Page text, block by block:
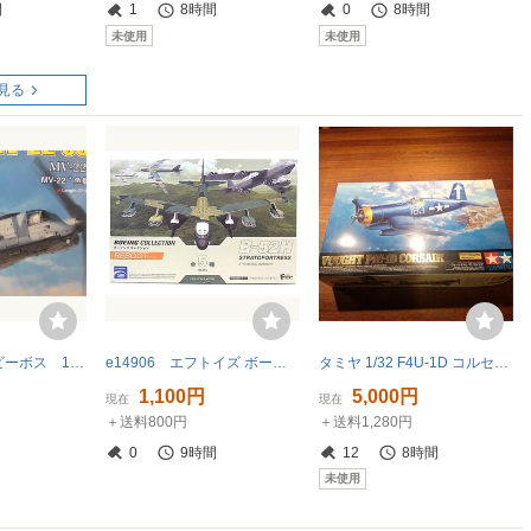
る
1 8時間
未使用
0 8時間
未使用
現在 1,100円
＋送料800円
0
9時間
現在 5,000円
＋送料1,280円
12
8時間
未使用